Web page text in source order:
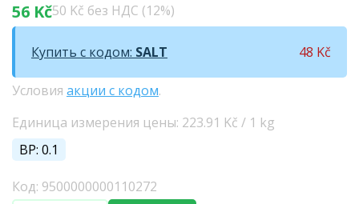
56 Kč50 Kč без НДС (12%)
Купить с кодом: SALT 48 Kč
Условия акции с кодом.
Единица измерения цены: 223.91 Kč / 1 kg
BP: 0.1
Код: 9500000000110272